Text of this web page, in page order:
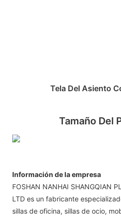
Tela Del Asiento
Tamaño Del
Información de la empresa
FOSHAN NANHAI SHANGQIAN
LTD es un fabricante
sillas de oficina, sillas de ocio,